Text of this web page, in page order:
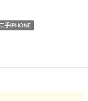
ail
手IPHONE